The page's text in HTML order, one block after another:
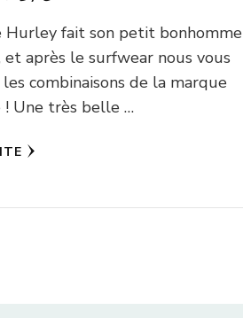
Hurley fait son petit bonhomme
et après le surfwear nous vous
combinaisons de la marque
! Une très belle …